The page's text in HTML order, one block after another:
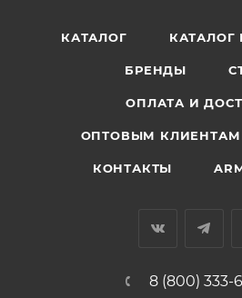
КАТАЛОГ
БРЕНДЫ
ОПЛАТА И
ОПТОВЫМ КЛИЕНТАМ
КОНТАКТЫ
8 (800) 333-